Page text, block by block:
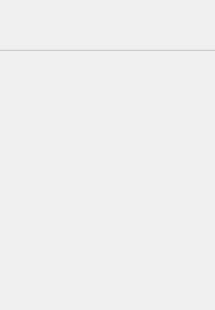
obciążeniem